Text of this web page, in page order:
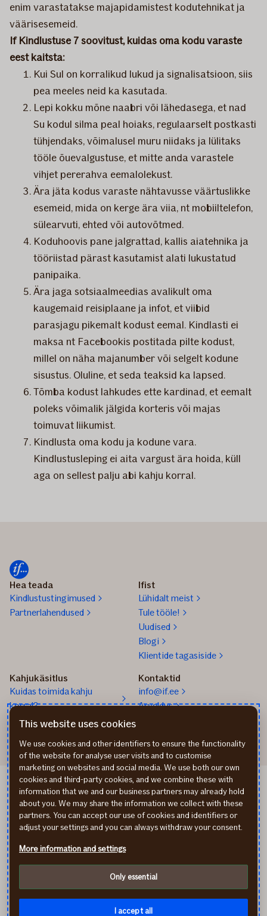
enim varastatakse majapidamistest kodutehnikat ja
väärisesemeid.
If Kindlustuse 7 soovitust, kuidas oma kodu varaste
eest kaitsta:
​Kui Sul on korralikud lukud ja signalisatsioon, siis
pea meeles neid ka kasutada.
Lepi kokku mõne naabri või lähedasega, et nad
Su kodul silma peal hoiaks, regulaarselt postkasti
tühjendaks, võimalusel muru niidaks ja lülitaks
tööle õuevalgustuse, et mitte anda varastele
vihjet pererahva eemalolekust.
Ära jäta kodus varaste nähtavusse väärtuslikke
esemeid, mida on kerge ära viia, nt mobiiltelefon,
sülearvuti, ehted või autovõtmed.
Koduhoovis pane jalgrattad, kallis aiatehnika ja
tööriistad pärast kasutamist alati lukustatud
panipaika.
Ära jaga sotsiaalmeedias avalikult oma
kaugemaid reisiplaane ja infot, et viibid
parasjagu pikemalt kodust eemal. Kindlasti ei
maksa nt Facebookis postitada pilte kodust,
millel on näha majanumber või selgelt kodune
sisustus. Oluline, et seda teaksid ka lapsed.
Tõmba kodust lahkudes ette kardinad, et eemalt
poleks võimalik jälgida korteris või majas
toimuvat liikumist.
Kindlusta oma kodu ja kodune vara.
Kindlustusleping ei aita vargust ära hoida, küll
aga on sellest palju abi kahju korral.​
Hea teada
Kindlustustingimused
Partnerlahendused
Ifist
Lühidalt meist
Tule tööle!
Uudised
Blogi
Klientide tagasiside
Kahjukäsitlus
Kuidas toimida kahju
korral?
Teata kahjust
Kontaktid
info@if.ee
Arveldus
If Apdrošināšana LV
If draudimas LT
Isikuandmete töötlemine
Ligipääsetavuse teave
In English
По-русски
facebook
youtube
instagram
linkedin
Külastate finantsteenust pakkuva ettevõtte kodulehekülge.
Soovitame enne lepingu sõlmimist tutvuda tingimustega ning
This website uses cookies
We use cookies and other identifiers to ensure the functionality
of the website for analyse user visits and to customise
marketing on websites and social media. We use both our own
cookies and third-party cookies, and we combine these with
information that we and our business partners may already hold
about you. We may share the information we collect with these
partners. You can accept our use of cookies and identifiers or
adjust your settings and you can always withdraw your consent.
More information and settings
Only essential
I accept all